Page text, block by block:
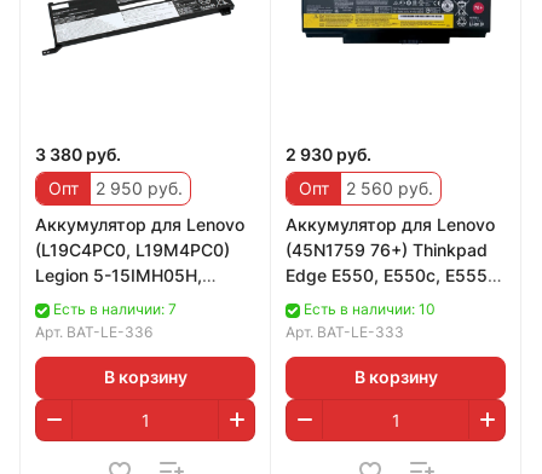
3 380 руб.
Опт
2 950 руб.
Аккумулятор для Lenovo
(L19C4PC0, L19M4PC0)
Legion 5-15IMH05H,
Y7000 R7000 2020H,
60Wh, 4010mAh, 15.
Есть в наличии: 7
Арт. BAT-LE-336
В корзину
2 930 руб.
Опт
2 560 руб.
Аккумулятор для Lenovo
(45N1759 76+) Thinkpad
Edge E550, E550c, E555,
E560, E565, 48Wh,
4400mAh, 10.
Есть в наличии: 10
Арт. BAT-LE-333
В корзину